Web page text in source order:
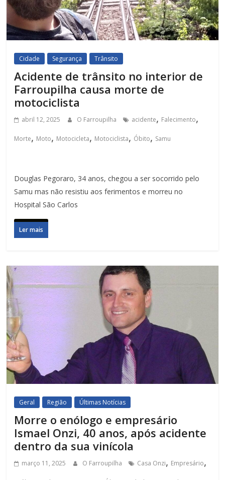
Cidade Segurança Trânsito
Acidente de trânsito no interior de
Farroupilha causa morte de
motociclista
abril 12, 2025 O Farroupilha acidente, Falecimento,
Morte, Moto, Motocicleta, Motociclista, Óbito, Samu
Douglas Pegoraro, 34 anos, chegou a ser socorrido pelo
Samu mas não resistiu aos ferimentos e morreu no
Hospital São Carlos
Ler mais
Geral Região Últimas Notícias
Morre o enólogo e empresário
Ismael Onzi, 40 anos, após acidente
dentro da sua vinícola
março 11, 2025 O Farroupilha Casa Onzi, Empresário,